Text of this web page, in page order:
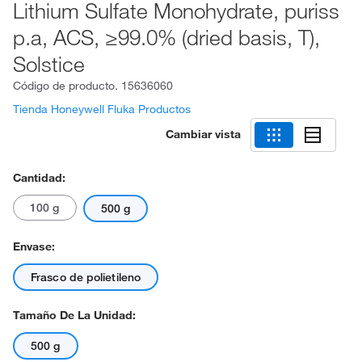
Lithium Sulfate Monohydrate, puriss
p.a, ACS, ≥99.0% (dried basis, T),
Solstice
Código de producto. 15636060
Tienda Honeywell Fluka Productos
Cambiar vista
Cantidad:
100 g 500 g
Envase:
Frasco de polietileno
Tamaño De La Unidad:
500 g